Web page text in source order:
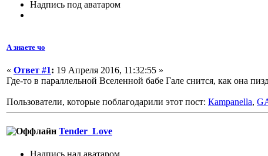
Надпись под аватаром
А знаете чо
« Ответ #1: 19 Апреля 2016, 11:32:55 »
Где-то в параллельной Вселенной бабе Гале снится, как она
Пользователи, которые поблагодарили этот пост: Кampanella,
Tender_Love
Надпись над аватаром